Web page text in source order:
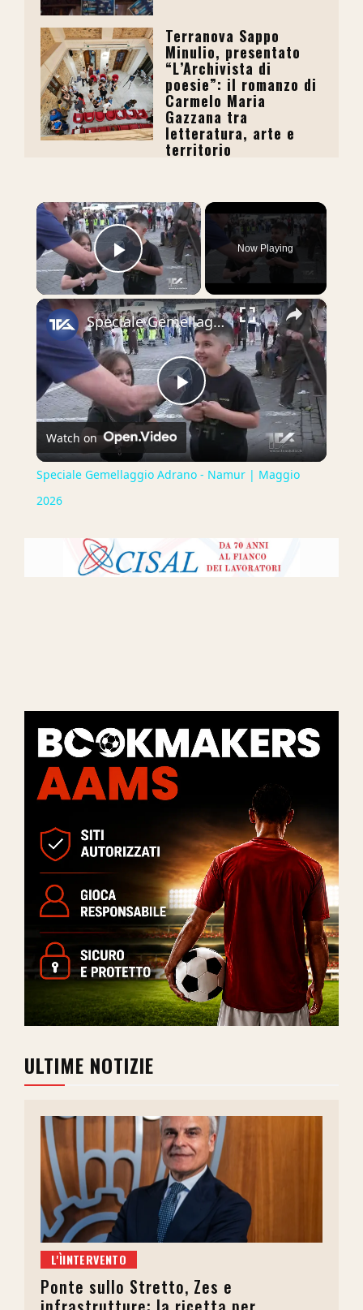
Terranova Sappo
Minulio, presentato
“L’Archivista di
poesie”: il romanzo di
Carmelo Maria
Gazzana tra
letteratura, arte e
territorio
×
Play Video
Now Playing
×
Play
Video
Speciale Gemellaggio Adrano - Namur | Maggio 2026
Watch on
Speciale Gemellaggio Adrano - Namur | Maggio
2026
ULTIME NOTIZIE
L'ÌINTERVENTO
Ponte sullo Stretto, Zes e